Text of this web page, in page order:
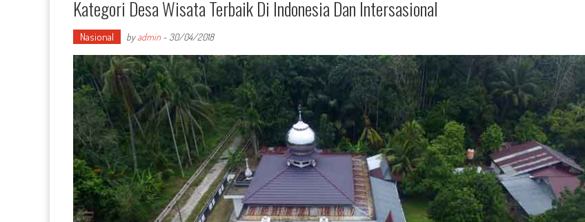
Kategori Desa Wisata Terbaik Di Indonesia Dan Intersasional
Nasional byadmin - 30/04/2018